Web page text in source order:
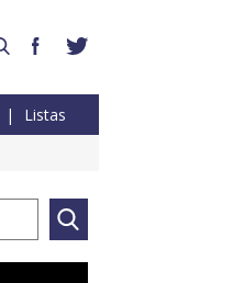
Listas